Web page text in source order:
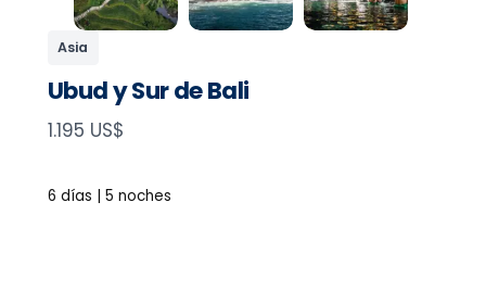
Asia
Ubud y Sur de Bali
N
w
1.195 US$
6 días | 5 noches